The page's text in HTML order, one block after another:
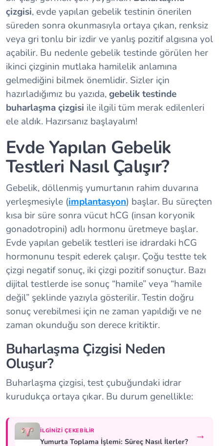
çizgisi, evde yapılan gebelik testinin önerilen
süreden sonra okunmasıyla ortaya çıkan, renksiz
veya gri tonlu bir izdir ve yanlış pozitif algısına yol
açabilir. Bu nedenle gebelik testinde görülen her
ikinci çizginin mutlaka hamilelik anlamına
gelmediğini bilmek önemlidir. Sizler için
hazırladığımız bu yazıda,gebelik testinde
buharlaşma çizgisi ile ilgili tüm merak edilenleri
ele aldık. Hazırsanız başlayalım!
Evde Yapılan Gebelik
Testleri Nasıl Çalışır?
Gebelik, döllenmiş yumurtanın rahim duvarına
yerleşmesiyle (implantasyon) başlar. Bu süreçten
kısa bir süre sonra vücut hCG (insan koryonik
gonadotropini) adlı hormonu üretmeye başlar.
Evde yapılan gebelik testleri ise idrardaki hCG
hormonunu tespit ederek çalışır. Çoğu testte tek
çizgi negatif sonuç, iki çizgi pozitif sonuçtur. Bazı
dijital testlerde ise sonuç “hamile” veya “hamile
değil” şeklinde yazıyla gösterilir. Testin doğru
sonuç verebilmesi için ne zaman yapıldığı ve ne
zaman okunduğu son derece kritiktir.
Buharlaşma Çizgisi Neden
Oluşur?
Buharlaşma çizgisi, test çubuğundaki idrar
kurudukça ortaya çıkar. Bu durum genellikle:
İLGINIZI ÇEKEBILIR
Yumurta Toplama İşlemi: Süreç Nasıl İlerler? →